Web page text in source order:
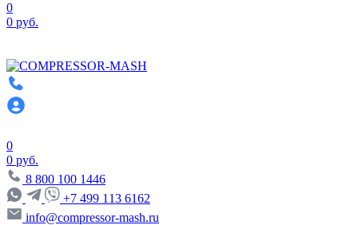
0
0 руб.
0
0 руб.
8 800 100 1446
+7 499 113 6162
info@compressor-mash.ru